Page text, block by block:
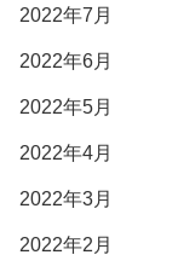
2022年7月
2022年6月
2022年5月
2022年4月
2022年3月
2022年2月